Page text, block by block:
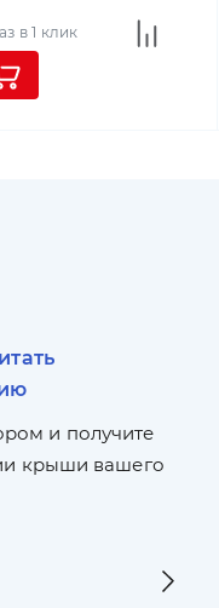
в 1 клик
и получите
крыши вашего